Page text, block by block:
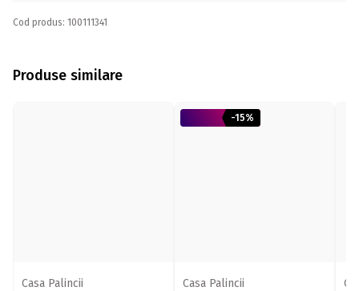
Cod produs: 100111341
Produse similare
Casa Palincii
-15%
Casa Palincii